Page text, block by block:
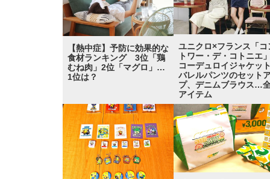
【熱中症】予防に効果的な
食材ランキング 3位「鶏
むね肉」2位「マグロ」…
1位は？
ユニクロ×フランス「コ
トワー・デ・コトニ
コーデュロイジャケッ
バレルパンツのセット
プ、デニムブラウス…
アイテム